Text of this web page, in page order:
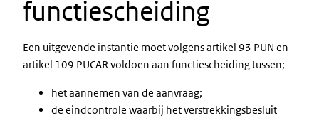
functiescheiding
Een uitgevende instantie moet volgens artikel 93 PUN en
artikel 109 PUCAR voldoen aan functiescheiding tussen;
het aannemen van de aanvraag;
de eindcontrole waarbij het verstrekkingsbesluit